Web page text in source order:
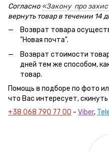
Согласно«Закону про
вернуть товар в течении 14
Возврат товара
"Новая почта".
Возврат стоимости
дней тем же способом,
товар.
Помощь в подборе по фото
что Вас интересует,
+38 068 790 77 00 - Viber,